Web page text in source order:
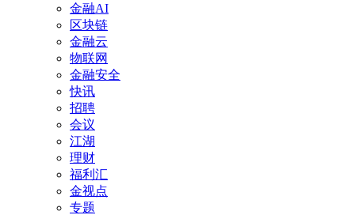
金融AI
区块链
金融云
物联网
金融安全
快讯
招聘
会议
江湖
理财
福利汇
金视点
专题